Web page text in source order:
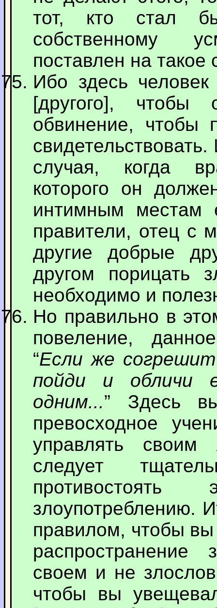
тот, кто стал
собственному
поставлен на такое
Ибо здесь
[другого], чтобы
обвинение, чтобы
случая, когда
которого он
интимным местам
правители, отец с
другие добрые
другом порицать
необходимо и
Но правильно в
повеление,
“Если же
пойди и
одним...” Здесь
превосходное
управлять своим
следует
противостоять
злоупотреблению.
правилом, чтобы
своем и не
чтобы вы